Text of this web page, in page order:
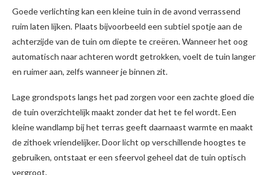
Goede verlichting kan een kleine tuin in de avond verrassend
ruim laten lijken. Plaats bijvoorbeeld een subtiel spotje aan de
achterzijde van de tuin om diepte te creëren. Wanneer het oog
automatisch naar achteren wordt getrokken, voelt de tuin langer
en ruimer aan, zelfs wanneer je binnen zit.
Lage grondspots langs het pad zorgen voor een zachte gloed die
de tuin overzichtelijk maakt zonder dat het te fel wordt. Een
kleine wandlamp bij het terras geeft daarnaast warmte en maakt
de zithoek vriendelijker. Door licht op verschillende hoogtes te
gebruiken, ontstaat er een sfeervol geheel dat de tuin optisch
vergroot.